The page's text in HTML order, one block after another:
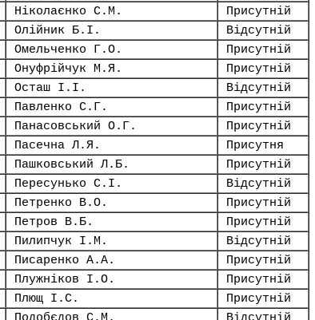
Ніколаєнко С.М.
Присутній
Олійник Б.І.
Відсутній
Омельченко Г.О.
Присутній
Онуфрійчук М.Я.
Присутній
Осташ І.І.
Відсутній
Павленко С.Г.
Присутній
Панасовський О.Г.
Присутній
Пасечна Л.Я.
Присутня
Пашковський Л.Б.
Присутній
Пересунько С.І.
Відсутній
Петренко В.О.
Присутній
Петров В.Б.
Присутній
Пилипчук І.М.
Відсутній
Писаренко А.А.
Присутній
Плужніков І.О.
Присутній
Плющ І.С.
Присутній